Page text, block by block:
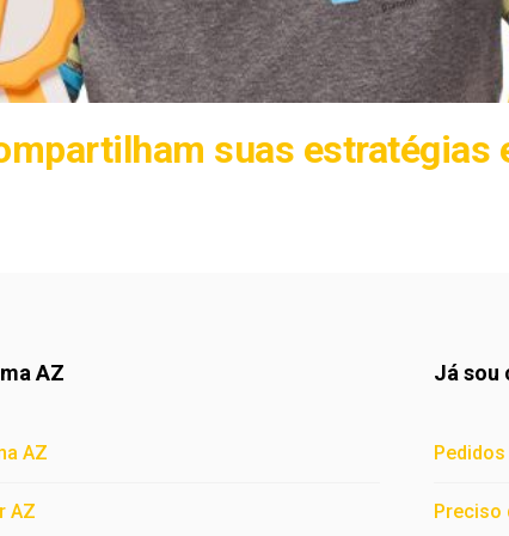
suas estratégias
AZ
AZ
AZ
Já sou
Pedidos
Preciso